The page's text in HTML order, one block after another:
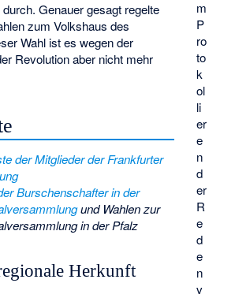
m
P
ro
to
k
ol
li
er
e
n
d
er
R
e
d
e
n
v
Genauer gesagt regelte
zum Volkshaus des
Wahl ist es wegen der
Revolution aber nicht mehr
der Mitglieder der Frankfurter
Burschenschafter in der
und Wahlen zur
in der Pfalz
Herkunft